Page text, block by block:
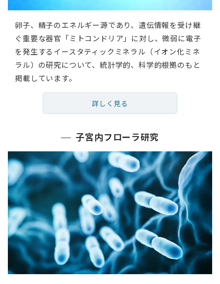
卵子、精子のエネルギー源であり、遺伝情報を受け継
ぐ重要な器官「ミトコンドリア」に対し、微弱に電子
を発生するイースタティックミネラル（イオン化ミネ
ラル）の研究について、統計学的、科学的根拠のもと
掲載しています。
詳しく見る
子宮内フローラ研究